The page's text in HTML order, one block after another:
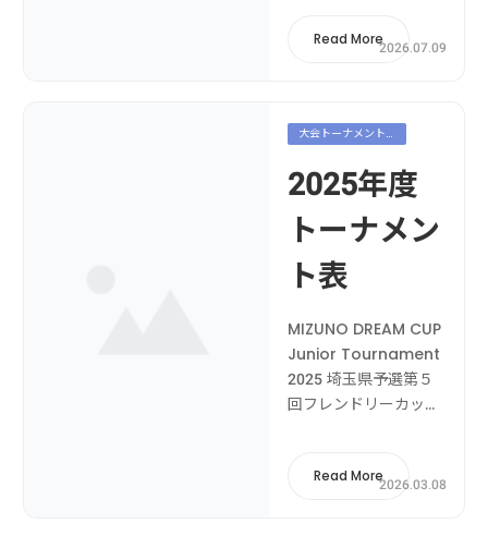
2026.07.09
Tournament 淡路ラ
GENERATION CUP 予
選...
Read More
大会トーナメント
2026.03.08
2025年度
トーナメン
ト表
MIZUNO DREAM CUP
Junior Tournament
2025 埼玉県予選第５
回フレンドリーカップ
等部 埼玉県予選 ヤン
Read More